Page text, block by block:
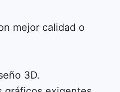
mejor calidad o
3D.